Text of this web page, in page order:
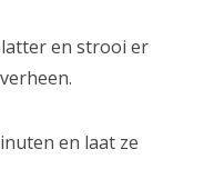
en strooi er
en laat ze